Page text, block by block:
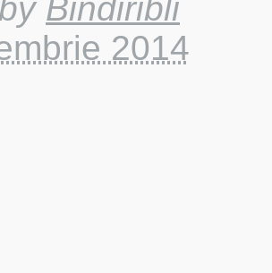
Bindiribli
2014